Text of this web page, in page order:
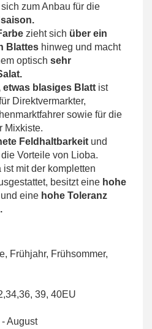
zum Anbau für die
zieht sich über ein
Blattes hinweg und macht
optisch sehr
etwas blasiges Blatt ist
Direktvermarkter,
sowie für die
Mixkiste.
Feldhaltbarkeit und
Vorteile von Lioba.
mit der kompletten
besitzt eine hohe
und eine hohe Toleranz
Frühjahr, Frühsommer,
39, 40EU
August